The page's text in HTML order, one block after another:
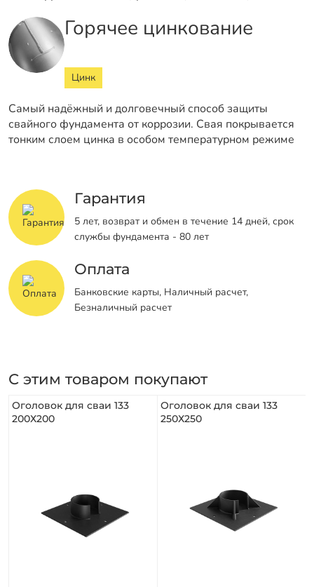
Горячее цинкование
Цинк
Самый надёжный и долговечный способ защиты
свайного фундамента от коррозии. Свая покрывается
тонким слоем цинка в особом температурном режиме
Гарантия
5 лет, возврат и обмен в течение 14 дней, срок
службы фундамента - 80 лет
Оплата
Банковские карты, Наличный расчет,
Безналичный расчет
С этим товаром покупают
Оголовок для сваи 133
200Х200
Оголовок для сваи 133
250Х250